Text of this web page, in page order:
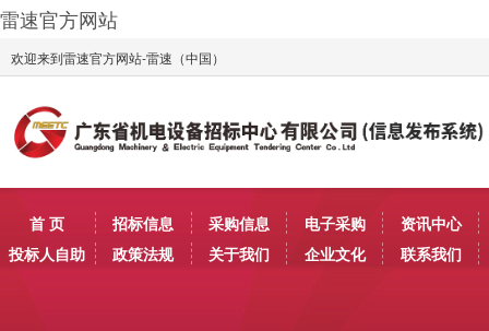
雷速官方网站
欢迎来到雷速官方网站-雷速（中国）
首 页 招标信息 采购信息 电子采购
资讯中心
投标人自助
政策法规 关于我们 企业文化 联系我们